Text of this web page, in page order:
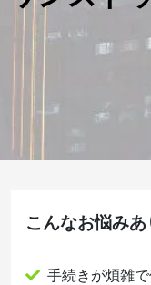
こんなお悩みあ
手続きが煩雑